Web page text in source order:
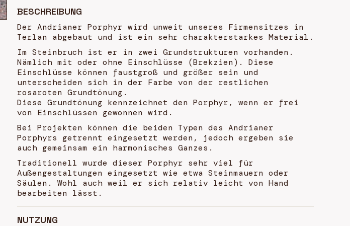
BESCHREIBUNG
Der Andrianer Porphyr wird unweit unseres Firmensitzes in
Terlan abgebaut und ist ein sehr charakterstarkes Material.
Im Steinbruch ist er in zwei Grundstrukturen vorhanden.
Nämlich mit oder ohne Einschlüsse (Brekzien). Diese
Einschlüsse können faustgroß und größer sein und
unterscheiden sich in der Farbe von der restlichen
rosaroten Grundtönung.
Diese Grundtönung kennzeichnet den Porphyr, wenn er frei
von Einschlüssen gewonnen wird.
Bei Projekten können die beiden Typen des Andrianer
Porphyrs getrennt eingesetzt werden, jedoch ergeben sie
auch gemeinsam ein harmonisches Ganzes.
Traditionell wurde dieser Porphyr sehr viel für
Außengestaltungen eingesetzt wie etwa Steinmauern oder
Säulen. Wohl auch weil er sich relativ leicht von Hand
bearbeiten lässt.
NUTZUNG